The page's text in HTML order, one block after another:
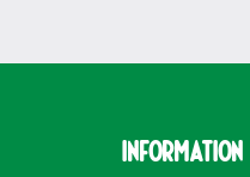
Information